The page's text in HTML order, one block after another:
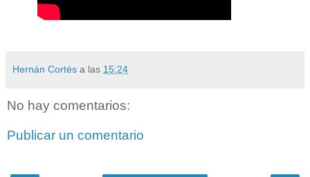
Hernán Cortés a las 15:24
No hay comentarios:
Publicar un comentario